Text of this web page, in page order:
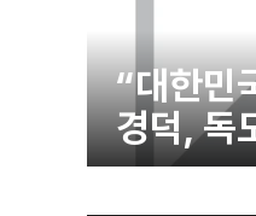
“대한민
경덕, 독